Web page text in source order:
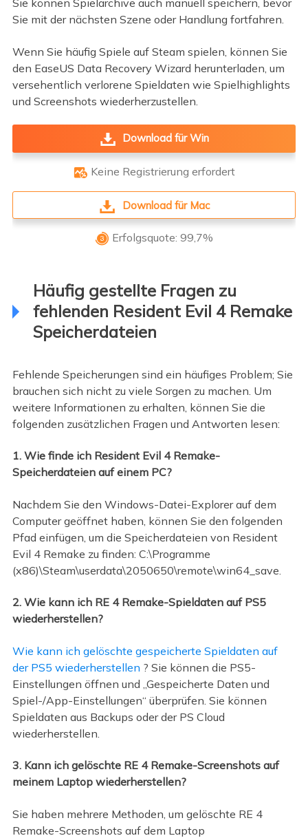
Sie können Spielarchive auch manuell speichern, bevor
Sie mit der nächsten Szene oder Handlung fortfahren.
Wenn Sie häufig Spiele auf Steam spielen, können Sie
den EaseUS Data Recovery Wizard herunterladen, um
versehentlich verlorene Spieldaten wie Spielhighlights
und Screenshots wiederherzustellen.
Download für Win
 Keine Registrierung erfordert
Download für Mac
 Erfolgsquote: 99,7%
Häufig gestellte Fragen zu
fehlenden Resident Evil 4 Remake
Speicherdateien
Fehlende Speicherungen sind ein häufiges Problem; Sie
brauchen sich nicht zu viele Sorgen zu machen. Um
weitere Informationen zu erhalten, können Sie die
folgenden zusätzlichen Fragen und Antworten lesen:
1. Wie finde ich Resident Evil 4 Remake-
Speicherdateien auf einem PC?
Nachdem Sie den Windows-Datei-Explorer auf dem
Computer geöffnet haben, können Sie den folgenden
Pfad einfügen, um die Speicherdateien von Resident
Evil 4 Remake zu finden: C:\Programme
(x86)\Steam\userdata\2050650\remote\win64_save.
2. Wie kann ich RE 4 Remake-Spieldaten auf PS5
wiederherstellen?
Wie kann ich gelöschte gespeicherte Spieldaten auf
der PS5 wiederherstellen ? Sie können die PS5-
Einstellungen öffnen und „Gespeicherte Daten und
Spiel-/App-Einstellungen“ überprüfen. Sie können
Spieldaten aus Backups oder der PS Cloud
wiederherstellen.
3. Kann ich gelöschte RE 4 Remake-Screenshots auf
meinem Laptop wiederherstellen?
Sie haben mehrere Methoden, um gelöschte RE 4
Remake-Screenshots auf dem Laptop